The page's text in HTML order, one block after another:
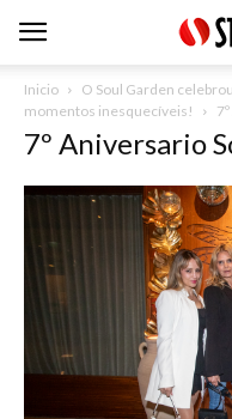
Inicio
O Soul Garden
momentos inesquecíveis!
7º Aniversario